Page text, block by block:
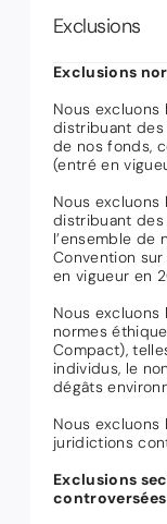
Exclusions
Exclusions
Nous
distribuant des
de nos fonds,
(entré en
Nous
distribuant des
l’ensemble de
Convention
en vigueur en
Nous
normes
Compact),
individus, le
dégâts
Nous excluons
juridictions
Exclusions
controversées